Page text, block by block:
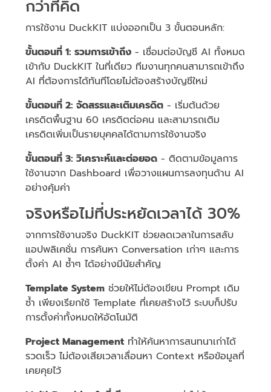
กว่าที่คิด
การใช้งาน DuckKIT แบ่งออกเป็น 3 ขั้นตอนหลัก:
ขั้นตอนที่ 1: รวมการเข้าถึง - เชื่อมต่อบัญชี AI ทั้งหมด
เข้ากับ DuckKIT ในที่เดียว ทีมงานทุกคนสามารถเข้าถึง
AI ที่ต้องการได้ทันทีโดยไม่ต้องสร้างบัญชีใหม่
ขั้นตอนที่ 2: จัดสรรและเติมเครดิต - เริ่มต้นด้วย
เครดิตพื้นฐาน 60 เครดิตต่อคน และสามารถเติม
เครดิตเพิ่มเป็นรายบุคคลได้ตามการใช้งานจริง
ขั้นตอนที่ 3: วิเคราะห์และต่อยอด - ติดตามข้อมูลการ
ใช้งานจาก Dashboard เพื่อวางแผนการลงทุนด้าน AI
อย่างคุ้มค่า
จริงหรือไม่ที่ประหยัดเวลาได้ 30%
จากการใช้งานจริง DuckKIT ช่วยลดเวลาในการสลับ
แอปพลิเคชั่น การค้นหา Conversation เก่าๆ และการ
ตั้งค่า AI ซ้ำๆ ได้อย่างมีนัยสำคัญ
Template System ช่วยให้ไม่ต้องเขียน Prompt เดิม
ซ้ำ เพียงเรียกใช้ Template ที่เคยสร้างไว้ ระบบก็ปรับ
การตั้งค่าทั้งหมดให้อัตโนมัติ
Project Management ทำให้ค้นหาการสนทนาเก่าได้
รวดเร็ว ไม่ต้องเสียเวลาเลื่อนหา Context หรือข้อมูลที่
เคยคุยไว้